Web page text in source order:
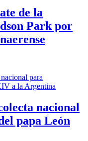
de la
Park por
nacional
papa León